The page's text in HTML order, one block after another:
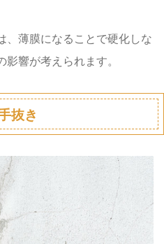
、薄膜になることで硬化しな
響が考えられます。
抜き